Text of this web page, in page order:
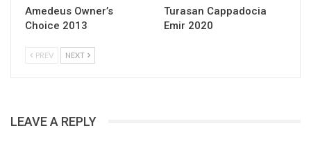
Amedeus Owner’s
Choice 2013
Turasan Cappadocia
Emir 2020
PREV NEXT
LEAVE A REPLY